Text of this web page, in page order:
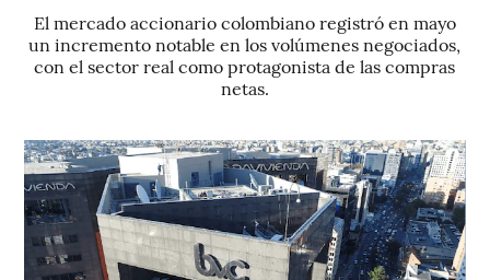
El mercado accionario colombiano registró en mayo
un incremento notable en los volúmenes negociados,
con el sector real como protagonista de las compras
netas.